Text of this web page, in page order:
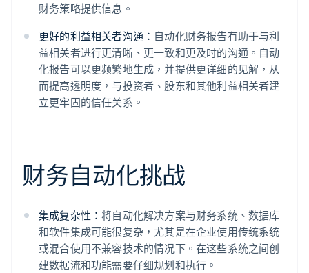
财务策略提供信息。
更好的利益相关者沟通： 自动化财务报告有助于与利
益相关者进行更清晰、更一致和更及时的沟通。自动
化报告可以更频繁地生成，并提供更详细的见解，从
而提高透明度，与投资者、股东和其他利益相关者建
立更牢固的信任关系。
财务自动化挑战
集成复杂性：将自动化解决方案与财务系统、数据库
和软件集成可能很复杂，尤其是在企业使用传统系统
或混合使用不兼容技术的情况下。在这些系统之间创
建数据流和功能需要仔细规划和执行。